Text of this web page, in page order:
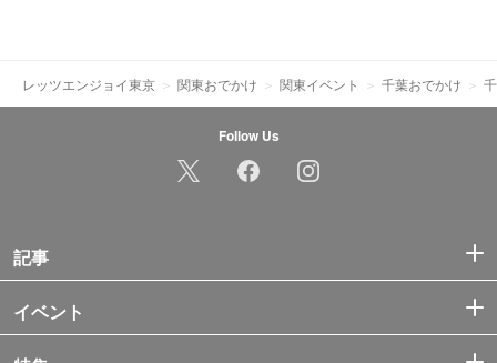
レッツエンジョイ東京 関東おでかけ 関東イベント 千葉おでかけ
Follow Us
記事
イベント